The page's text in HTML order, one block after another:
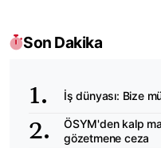
Son Dakika
İş dünyası: Bize
ÖSYM'den kalp
gözetmene ceza